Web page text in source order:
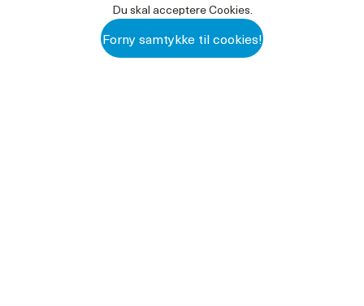
Du skal acceptere Cookies.
Forny samtykke til cookies!